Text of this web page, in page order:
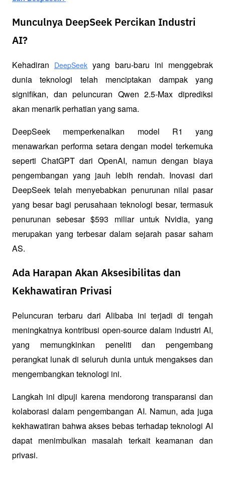
Munculnya DeepSeek Percikan Industri
AI?
Kehadiran DeepSeek yang baru-baru ini menggebrak
dunia teknologi telah menciptakan dampak yang
signifikan, dan peluncuran Qwen 2.5-Max diprediksi
akan menarik perhatian yang sama.
DeepSeek memperkenalkan model R1 yang
menawarkan performa setara dengan model terkemuka
seperti ChatGPT dari OpenAI, namun dengan biaya
pengembangan yang jauh lebih rendah. Inovasi dari
DeepSeek telah menyebabkan penurunan nilai pasar
yang besar bagi perusahaan teknologi besar, termasuk
penurunan sebesar $593 miliar untuk Nvidia, yang
merupakan yang terbesar dalam sejarah pasar saham
AS.
Ada Harapan Akan Aksesibilitas dan
Kekhawatiran Privasi
Peluncuran terbaru dari Alibaba ini terjadi di tengah
meningkatnya kontribusi open-source dalam industri AI,
yang memungkinkan peneliti dan pengembang
perangkat lunak di seluruh dunia untuk mengakses dan
mengembangkan teknologi ini.
Langkah ini dipuji karena mendorong transparansi dan
kolaborasi dalam pengembangan AI. Namun, ada juga
kekhawatiran bahwa akses bebas terhadap teknologi AI
dapat menimbulkan masalah terkait keamanan dan
privasi.